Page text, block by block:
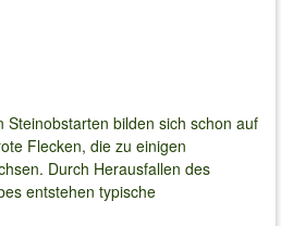
Steinobstarten bilden sich schon auf
Flecken, die zu einigen
Durch Herausfallen des
entstehen typische